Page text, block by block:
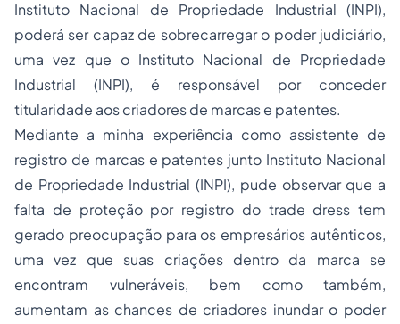
Instituto Nacional de Propriedade Industrial (INPI),
poderá ser capaz de sobrecarregar o poder judiciário,
uma vez que o Instituto Nacional de Propriedade
Industrial (INPI), é responsável por conceder
titularidade aos criadores de marcas e patentes.
Mediante a minha experiência como assistente de
registro de marcas e patentes junto Instituto Nacional
de Propriedade Industrial (INPI), pude observar que a
falta de proteção por registro do trade dress tem
gerado preocupação para os empresários autênticos,
uma vez que suas criações dentro da marca se
encontram vulneráveis, bem como também,
aumentam as chances de criadores inundar o poder